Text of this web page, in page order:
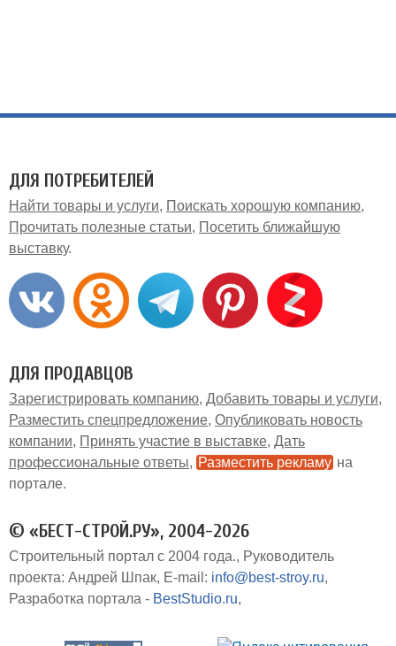
ДЛЯ ПОТРЕБИТЕЛЕЙ
Найти товары и услуги
Поискать хорошую компанию
Прочитать полезные статьи
Посетить ближайшую
выставку
ДЛЯ ПРОДАВЦОВ
Зарегистрировать компанию Добавить товары и услуги
Разместить спецпредложение Опубликовать новость
компании
Принять участие в выставке Дать
профессиональные ответы
Разместить рекламу на
портале
© «БЕСТ-СТРОЙ.РУ», 2004-2026
Строительный портал с 2004 года.
Руководитель
проекта: Андрей Шпак E-mail: info@best-stroy.ru
Разработка портала - BestStudio.ru